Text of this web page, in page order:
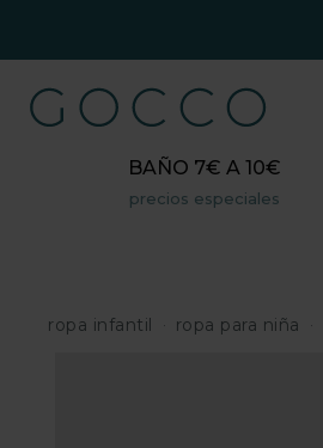
BAÑO 7€ A 10€
precios especiales
ropa infantil ropa para niña